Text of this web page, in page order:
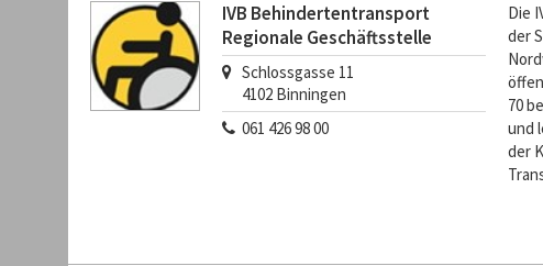
IVB Behindertentransport
Regionale Geschäftsstelle
Schlossgasse 11
4102 Binningen
061 426 98 00
Die
der
70
und
der